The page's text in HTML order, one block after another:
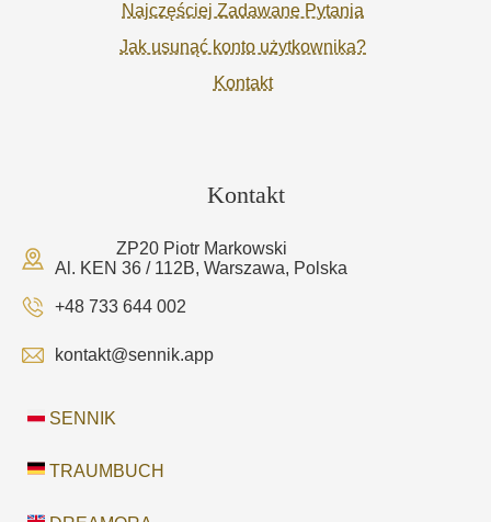
Najczęściej Zadawane Pytania
Jak usunąć konto użytkownika?
Kontakt
Kontakt
ZP20 Piotr Markowski
Al. KEN 36 / 112B, Warszawa, Polska
+48 733 644 002
kontakt@sennik.app
SENNIK
TRAUMBUCH